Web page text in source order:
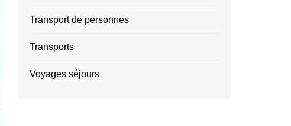
Transport de personnes
Transports
Voyages séjours